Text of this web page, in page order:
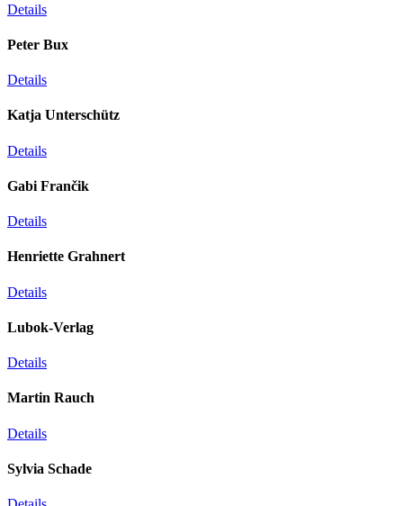
Details
Peter Bux
Details
Katja Unterschütz
Details
Gabi Frančik
Details
Henriette Grahnert
Details
Lubok-Verlag
Details
Martin Rauch
Details
Sylvia Schade